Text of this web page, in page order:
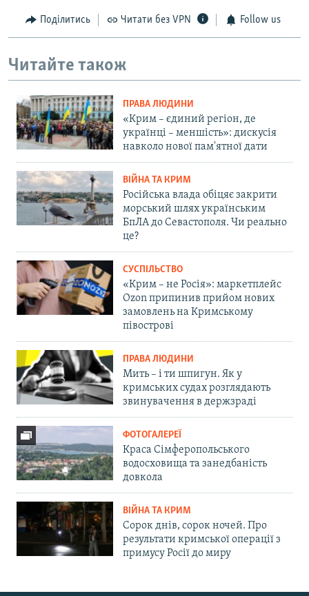
Поділитись Читати без VPN Follow us
Читайте також
ПРАВА ЛЮДИНИ
«Крим – єдиний регіон, де
українці – меншість»: дискусія
навколо нової пам'ятної дати
ВІЙНА ТА КРИМ
Російська влада обіцяє закрити
морський шлях українським
БпЛА до Севастополя. Чи реально
це?
СУСПІЛЬСТВО
«Крим – не Росія»: маркетплейс
Ozon припинив прийом нових
замовлень на Кримському
півострові
ПРАВА ЛЮДИНИ
Мить – і ти шпигун. Як у
кримських судах розглядають
звинувачення в держзраді
ФОТОГАЛЕРЕЇ
Краса Сімферопольського
водосховища та занедбаність
довкола
ВІЙНА ТА КРИМ
Сорок днів, сорок ночей. Про
результати кримської операції з
примусу Росії до миру